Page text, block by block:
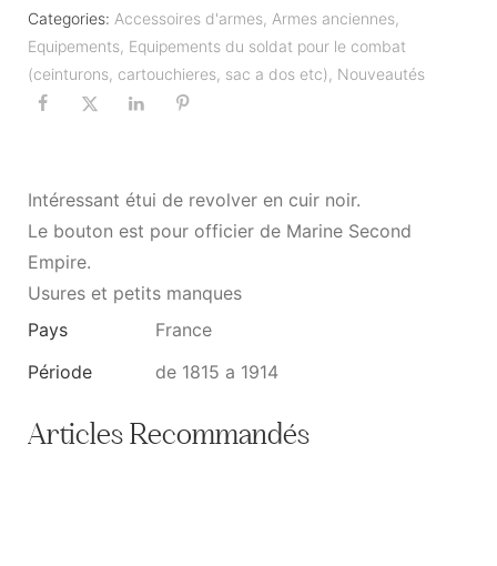
Categories: Accessoires d'armes, Armes anciennes,
Equipements, Equipements du soldat pour le combat
(ceinturons, cartouchieres, sac a dos etc), Nouveautés
Intéressant étui de revolver en cuir noir.
Le bouton est pour officier de Marine Second
Empire.
Usures et petits manques
Pays
France
Période
de 1815 a 1914
Articles Recommandés